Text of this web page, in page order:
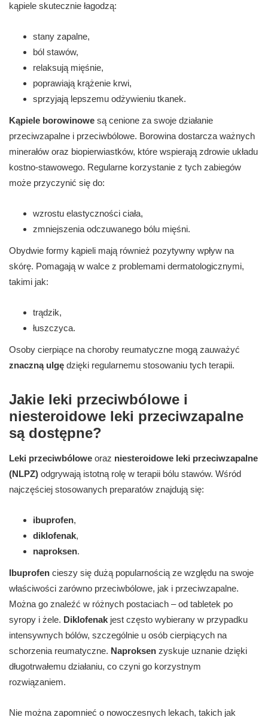
kąpiele skutecznie łagodzą:
stany zapalne,
ból stawów,
relaksują mięśnie,
poprawiają krążenie krwi,
sprzyjają lepszemu odżywieniu tkanek.
Kąpiele borowinowe są cenione za swoje działanie
przeciwzapalne i przeciwbólowe. Borowina dostarcza ważnych
minerałów oraz biopierwiastków, które wspierają zdrowie układu
kostno-stawowego. Regularne korzystanie z tych zabiegów
może przyczynić się do:
wzrostu elastyczności ciała,
zmniejszenia odczuwanego bólu mięśni.
Obydwie formy kąpieli mają również pozytywny wpływ na
skórę. Pomagają w walce z problemami dermatologicznymi,
takimi jak:
trądzik,
łuszczyca.
Osoby cierpiące na choroby reumatyczne mogą zauważyć
znaczną ulgę dzięki regularnemu stosowaniu tych terapii.
Jakie leki przeciwbólowe i
niesteroidowe leki przeciwzapalne
są dostępne?
Leki przeciwbólowe oraz niesteroidowe leki przeciwzapalne
(NLPZ) odgrywają istotną rolę w terapii bólu stawów. Wśród
najczęściej stosowanych preparatów znajdują się:
ibuprofen,
diklofenak,
naproksen.
Ibuprofen cieszy się dużą popularnością ze względu na swoje
właściwości zarówno przeciwbólowe, jak i przeciwzapalne.
Można go znaleźć w różnych postaciach – od tabletek po
syropy i żele. Diklofenak jest często wybierany w przypadku
intensywnych bólów, szczególnie u osób cierpiących na
schorzenia reumatyczne. Naproksen zyskuje uznanie dzięki
długotrwałemu działaniu, co czyni go korzystnym
rozwiązaniem.
Nie można zapomnieć o nowoczesnych lekach, takich jak